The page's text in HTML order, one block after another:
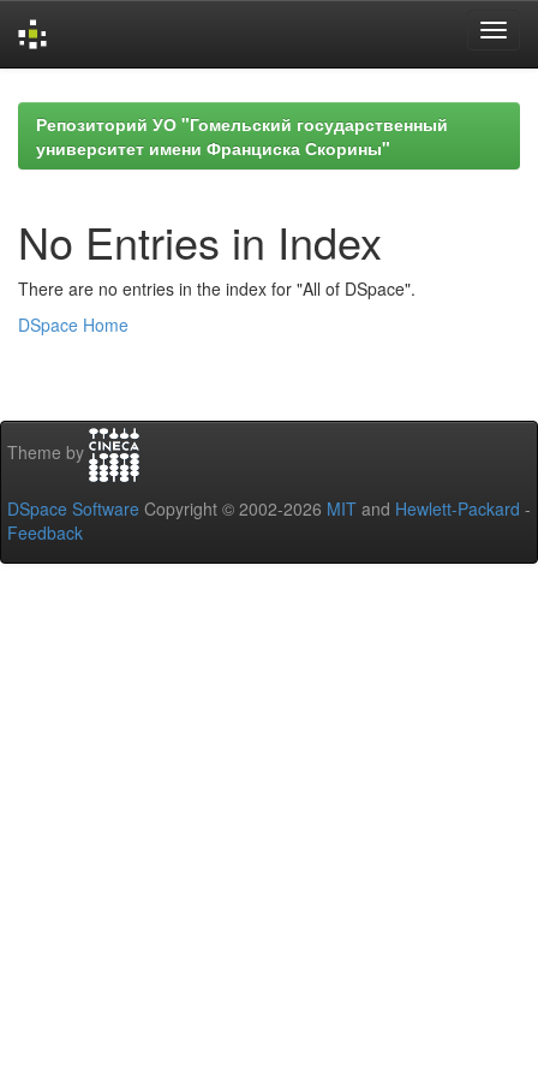
navigationРепозиторий УО "Гомельский государственный
университет имени Франциска Скорины"
No Entries in Index
There are no entries in the index for "All of DSpace".
DSpace Home
Theme by
DSpace Software Copyright © 2002-2026 MIT and Hewlett-Packard -
Feedback